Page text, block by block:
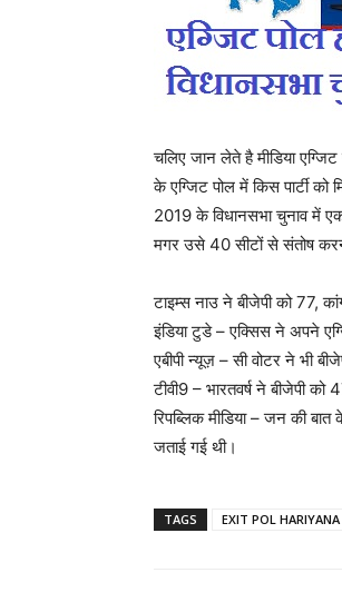
चलिए जान लेते है मीडिया
के एग्जिट पोल में किस पार्टी को
2019 के विधानसभा चुनाव में
मगर उसे 40 सीटों से संतोष
टाइम्स नाउ ने बीजेपी को 77,
इंडिया टुडे – एक्सिस ने अपने
एबीपी न्यूज़ – सी वोटर ने भी
टीवी9 – भारतवर्ष ने बीजेपी
रिपब्लिक मीडिया – जन की
जताई गई थी।
TAGS EXIT POL